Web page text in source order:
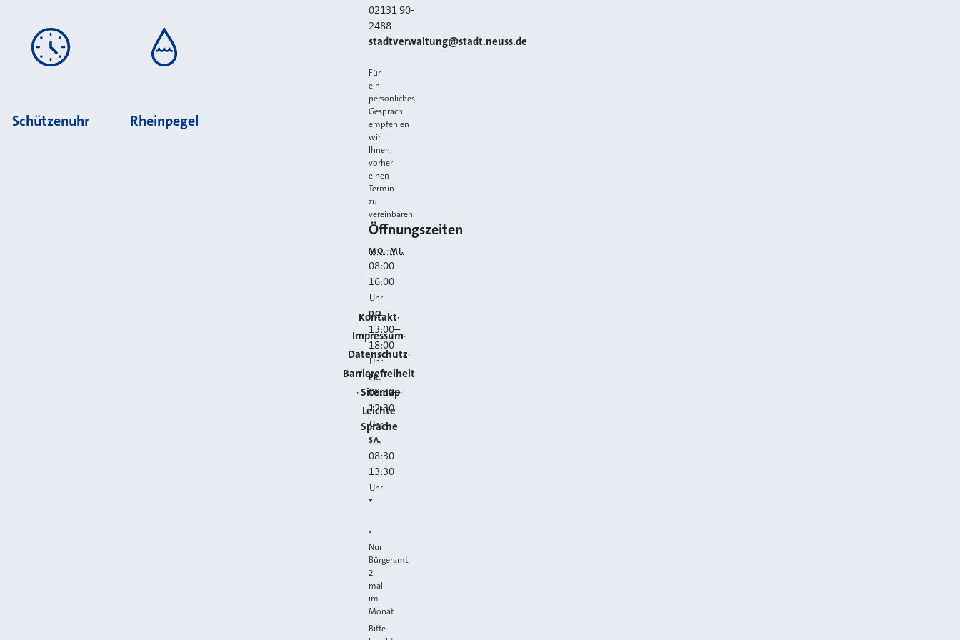
Schützenuhr Rheinpegel
Kontakt
Impressum
Datenschutz
Barrierefreiheit
Sitemap
Leichte
Sprache
02131 90-
2488
E-MAIL
stadtverwaltung@stadt.neuss.de
Für
ein
persönliches
Gespräch
empfehlen
wir
Ihnen,
vorher
einen
Termin
zu
vereinbaren.
Öffnungszeiten
MO.–MI.
08:00–
16:00
Uhr
DO.
13:00–
18:00
Uhr
FR.
08:30–
12:30
Uhr
SA.
08:30–
13:30
Uhr
*
*
Nur
Bürgeramt,
2
mal
im
Monat
Bitte